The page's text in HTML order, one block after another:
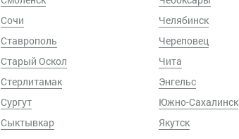
Сочи
Ставрополь
Старый Оскол
Стерлитамак
Сургут
Сыктывкар
Челябинск
Череповец
Чита
Энгельс
Южно-Сахалинск
Якутск